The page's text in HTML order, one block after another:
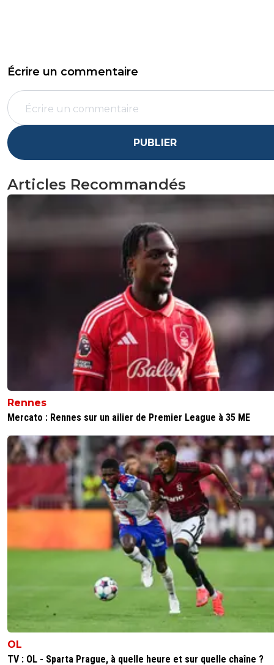
Écrire un commentaire
PUBLIER
Articles Recommandés
Rennes
Mercato : Rennes sur un ailier de Premier League à 35 ME
OL
TV : OL - Sparta Prague, à quelle heure et sur quelle chaîne ?